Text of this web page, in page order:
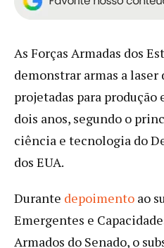
As Forças Armadas dos
demonstrar armas a
projetadas para produção
dois anos, segundo o
ciência e tecnologia do
dos EUA.
Durante depoimento ao
Emergentes e
Armados do Senado, o